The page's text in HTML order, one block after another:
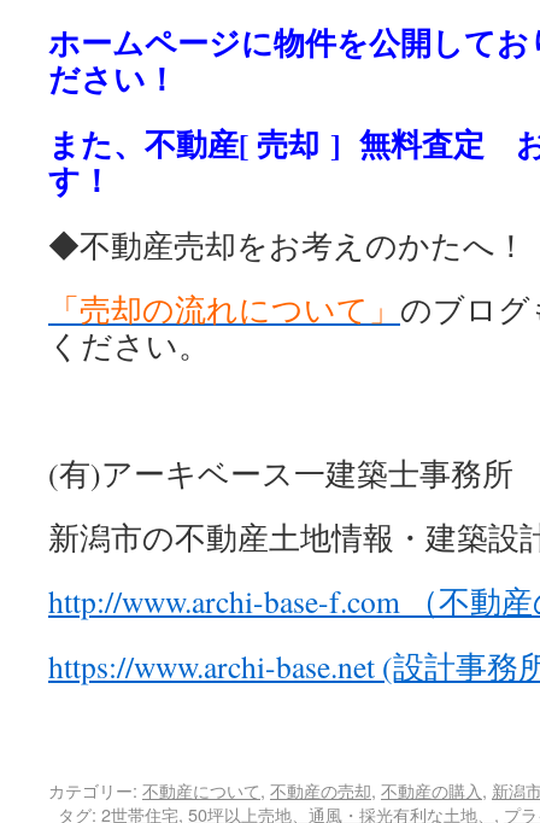
ホームページに物件を公開して
ださい！
また、不動産[ 売却 ] 無料査定
す！
◆不動産売却をお考えのかたへ！
「売却の流れについて」 のブログ
ください。
(有)アーキベース一建築士事務所
新潟市の不動産土地情報・建築設
http://www.archi-base-f.com （不動
https://www.archi-base.net (設計事
カテゴリー: 不動産について, 不動産の売却, 不動産の購入, 新潟
タグ: 2世帯住宅, 50坪以上売地、通風・採光有利な土地、 , プ